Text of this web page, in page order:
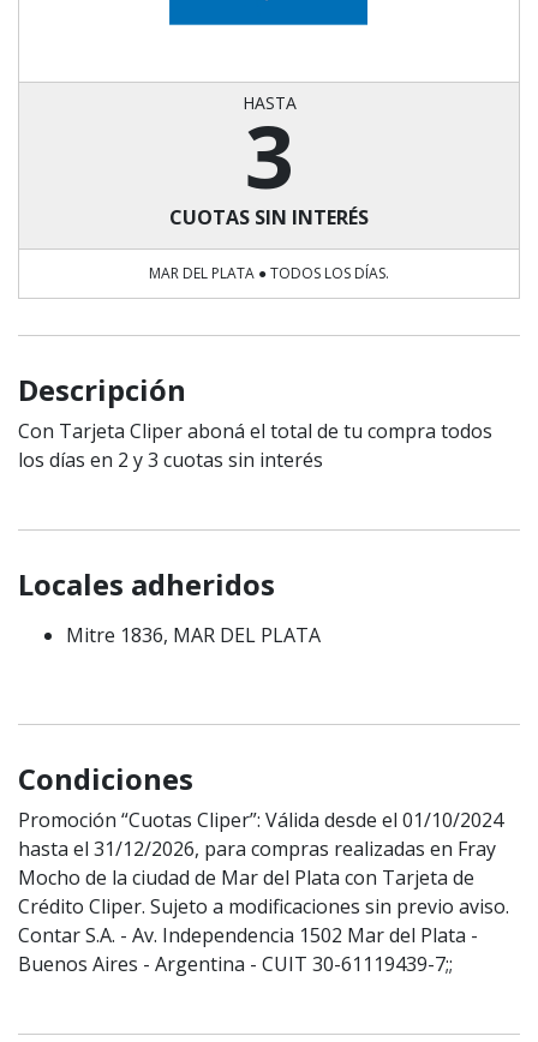
HASTA
3
CUOTAS SIN INTERÉS
MAR DEL PLATA ● TODOS LOS DÍAS.
Descripción
Con Tarjeta Cliper aboná el total de tu compra todos
los días en 2 y 3 cuotas sin interés
Locales adheridos
Mitre 1836, MAR DEL PLATA
Condiciones
Promoción “Cuotas Cliper”: Válida desde el 01/10/2024
hasta el 31/12/2026, para compras realizadas en Fray
Mocho de la ciudad de Mar del Plata con Tarjeta de
Crédito Cliper. Sujeto a modificaciones sin previo aviso.
Contar S.A. - Av. Independencia 1502 Mar del Plata -
Buenos Aires - Argentina - CUIT 30-61119439-7;;